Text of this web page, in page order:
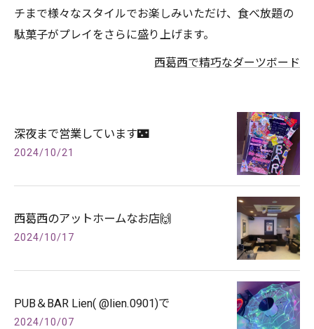
チまで様々なスタイルでお楽しみいただけ、食べ放題の
駄菓子がプレイをさらに盛り上げます。
西葛西で精巧なダーツボード
深夜まで営業しています🌃
2024/10/21
西葛西のアットホームなお店🙌
2024/10/17
PUB＆BAR Lien( @lien.0901)で
2024/10/07